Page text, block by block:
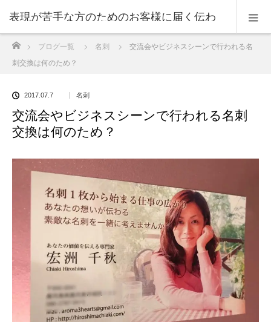
表現が苦手な方のためのお客様に届く伝わ
る表現のコツ
ブログ一覧 名刺
交流会やビジネスシーンで行われる名
刺交換は何のため？
2017.07.7 名刺
交流会やビジネスシーンで行われる名刺
交換は何のため？